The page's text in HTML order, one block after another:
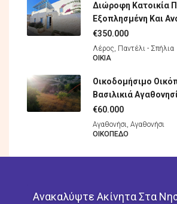
Διώροφη Κατοικία
Εξοπλησμένη Και
€350.000
Λέρος, Παντέλι - Σπήλια
ΟΙΚΊΑ
Οικοδομήσιμο
Βασιλικιά
€60.000
Αγαθονήσι, Αγαθονήσι
ΟΙΚΌΠΕΔO
Ανακαλύψτε Ακίνητα Στα